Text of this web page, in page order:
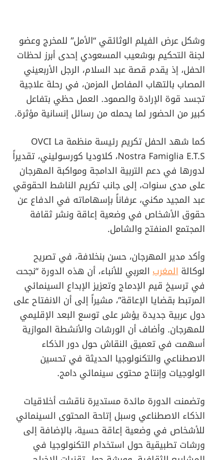
وشكل عرض الفيلم الوثائقي “الأمل” للمخرج وعضو
لجنة التحكيم بوشعيب المسعودي إحدى أبرز لحظات
الحفل، إذ يقدم قصة عبد السلام، الرجل الأربعيني
المصاب بالتهاب المفاصل المزمن، في رحلة علاجية
تجسد قوة الإرادة والصمود. العمل حظي بتفاعل
كبير من الحضور لما يحمله من رسائل إنسانية مؤثرة.
كما شهد الحفل تكريم رئيسة منظمة OVCI La
Nostra Famiglia E.T.S، كلاوديا كورسوليني، تقديراً
لدورها في دعم التربية الدامجة ومواكبة المهرجان
على مدى سنوات، إلى جانب تكريم الناشط الحقوقي
عبد المجيد مكني، عرفاناً بإسهاماته في الدفاع عن
حقوق الأشخاص في وضعية إعاقة ونشر ثقافة
المجتمع المنفتح والشامل.
وأكد مدير المهرجان، حسن بنخلافة، في تصريح
لوكالة المغرب العربي للأنباء، أن هذه الدورة “نجحت
في ترسيخ قيم الإدماج وتعزيز الإبداع السينمائي
المرتبط بقضايا الإعاقة”، مشيراً إلى أن الانفتاح على
دول عربية جديدة يؤشر على توسع البعد الإقليمي
للمهرجان. وأضاف أن الورشات والأنشطة الموازية
أسهمت في تعميق النقاش حول دور الذكاء
الاصطناعي والتكنولوجيا الحديثة في تحسين
الولوجيات وإنتاج محتوى سينمائي دامج.
وتضمنت الدورة مائدة مستديرة ناقشت أخلاقيات
الذكاء الاصطناعي وسبل إتاحة المحتوى السينمائي
للأشخاص في وضعية إعاقة حسية، بالإضافة إلى
ورشات تطبيقية حول استخدام التكنولوجيا في